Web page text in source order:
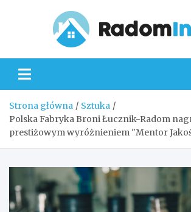
Strona główna
Sztuka
Polska Fabryka Broni Łucznik-Radom
prestiżowym wyróżnieniem "Mentor